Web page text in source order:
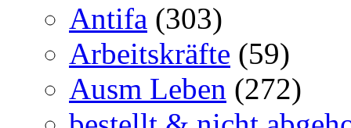
Antifa (303)
Arbeitskräfte (59)
Ausm Leben (272)